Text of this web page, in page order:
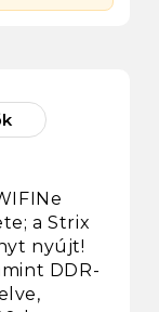
a Strix
nyújt!
DDR-